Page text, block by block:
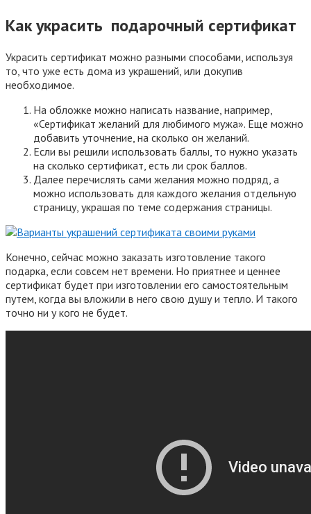
Как украсить подарочный сертификат
Украсить сертификат можно разными способами, используя
то, что уже есть дома из украшений, или докупив
необходимое.
На обложке можно написать название, например,
«Сертификат желаний для любимого мужа». Еще можно
добавить уточнение, на сколько он желаний.
Если вы решили использовать баллы, то нужно указать
на сколько сертификат, есть ли срок баллов.
Далее перечислять сами желания можно подряд, а
можно использовать для каждого желания отдельную
страницу, украшая по теме содержания страницы.
Конечно, сейчас можно заказать изготовление такого
подарка, если совсем нет времени. Но приятнее и ценнее
сертификат будет при изготовлении его самостоятельным
путем, когда вы вложили в него свою душу и тепло. И такого
точно ни у кого не будет.